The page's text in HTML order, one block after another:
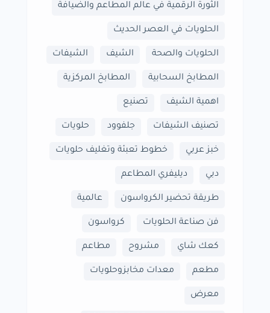
الثورة الرقمية في عالم المطاعم والضيافة
الحلويات في العصر الحديث
الحلويات والصحة الشيف الشيفات
المطابخ السحابية المطابخ المركزية
اهمية الشيف تصنيع
تصنيف الشيفات جلفوود حلويات
خبز عربي خطوط تعبئة وتغليف حلويات
دبي ديليفري المطاعم
طريقة تحضير الكرواسون عالمية
فن صناعة الحلويات كرواسون
كعك شاي مشروح مطاعم
مطعم معدات مخابزوحلويات
معرض